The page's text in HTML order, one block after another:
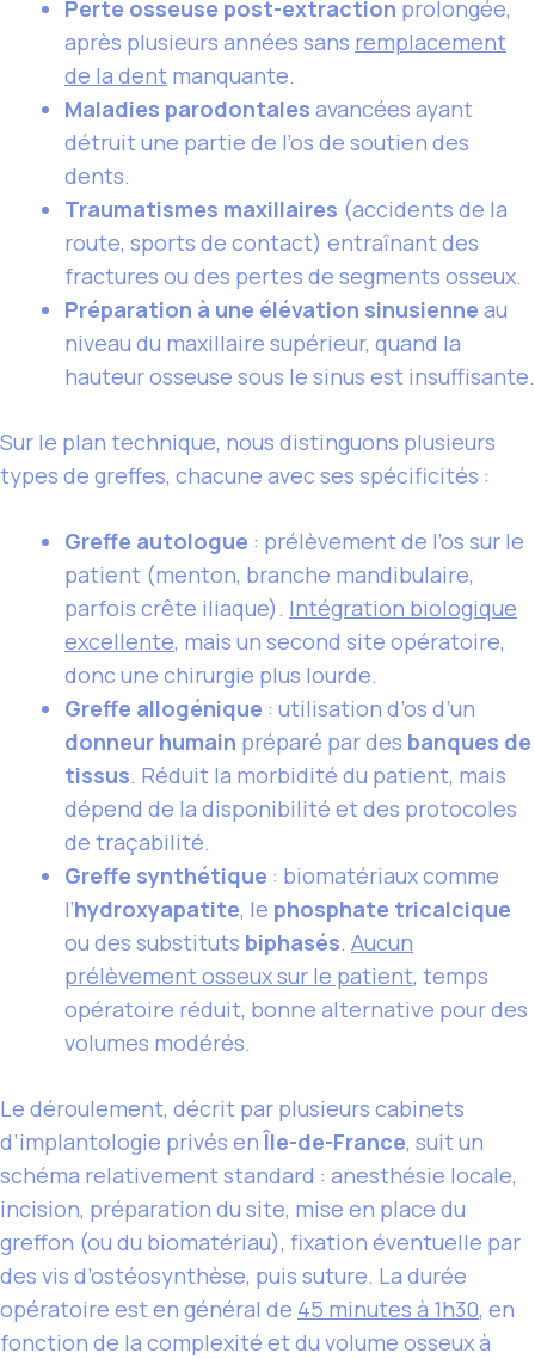
Perte osseuse post-extraction prolongée,
après plusieurs années sans remplacement
de la dent manquante.
Maladies parodontales avancées ayant
détruit une partie de l’os de soutien des
dents.
Traumatismes maxillaires (accidents de la
route, sports de contact) entraînant des
fractures ou des pertes de segments osseux.
Préparation à une élévation sinusienne au
niveau du maxillaire supérieur, quand la
hauteur osseuse sous le sinus est insuffisante.
Sur le plan technique, nous distinguons plusieurs
types de greffes, chacune avec ses spécificités :
Greffe autologue : prélèvement de l’os sur le
patient (menton, branche mandibulaire,
parfois crête iliaque). Intégration biologique
excellente, mais un second site opératoire,
donc une chirurgie plus lourde.
Greffe allogénique : utilisation d’os d’un
donneur humain préparé par des banques de
tissus. Réduit la morbidité du patient, mais
dépend de la disponibilité et des protocoles
de traçabilité.
Greffe synthétique : biomatériaux comme
l’hydroxyapatite, le phosphate tricalcique
ou des substituts biphasés. Aucun
prélèvement osseux sur le patient, temps
opératoire réduit, bonne alternative pour des
volumes modérés.
Le déroulement, décrit par plusieurs cabinets
d’implantologie privés enÎle-de-France, suit un
schéma relativement standard : anesthésie locale,
incision, préparation du site, mise en place du
greffon (ou du biomatériau), fixation éventuelle par
des vis d’ostéosynthèse, puis suture. La durée
opératoire est en général de 45 minutes à 1h30, en
fonction de la complexité et du volume osseux à